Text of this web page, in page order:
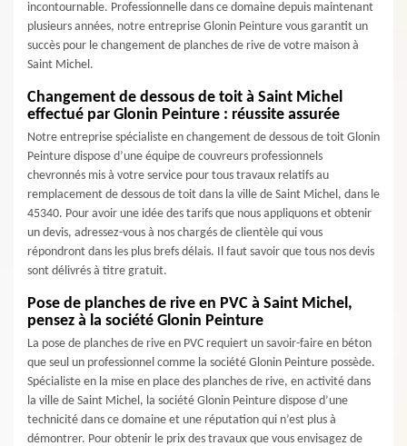
incontournable. Professionnelle dans ce domaine depuis maintenant
plusieurs années, notre entreprise Glonin Peinture vous garantit un
succès pour le changement de planches de rive de votre maison à
Saint Michel.
Changement de dessous de toit à Saint Michel
effectué par Glonin Peinture : réussite assurée
Notre entreprise spécialiste en changement de dessous de toit Glonin
Peinture dispose d’une équipe de couvreurs professionnels
chevronnés mis à votre service pour tous travaux relatifs au
remplacement de dessous de toit dans la ville de Saint Michel, dans le
45340. Pour avoir une idée des tarifs que nous appliquons et obtenir
un devis, adressez-vous à nos chargés de clientèle qui vous
répondront dans les plus brefs délais. Il faut savoir que tous nos devis
sont délivrés à titre gratuit.
Pose de planches de rive en PVC à Saint Michel,
pensez à la société Glonin Peinture
La pose de planches de rive en PVC requiert un savoir-faire en béton
que seul un professionnel comme la société Glonin Peinture possède.
Spécialiste en la mise en place des planches de rive, en activité dans
la ville de Saint Michel, la société Glonin Peinture dispose d’une
technicité dans ce domaine et une réputation qui n’est plus à
démontrer. Pour obtenir le prix des travaux que vous envisagez de